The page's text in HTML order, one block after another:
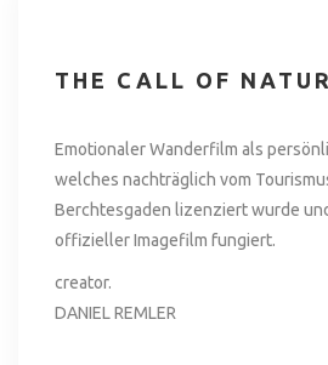
THE CALL OF
Emotionaler Wanderfilm als
welches nachträglich vom
Berchtesgaden lizenziert wurde
offizieller Imagefilm fungiert.
creator.
DANIEL REMLER